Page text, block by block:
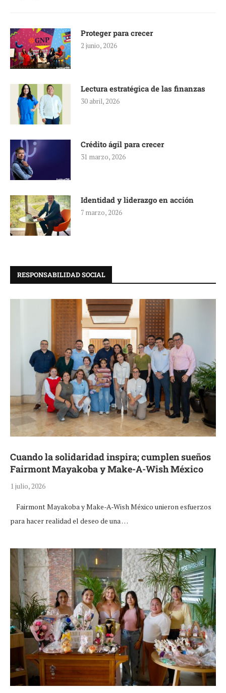
Proteger para crecer
2 junio, 2026
Lectura estratégica de las finanzas
30 abril, 2026
Crédito ágil para crecer
31 marzo, 2026
Identidad y liderazgo en acción
7 marzo, 2026
RESPONSABILIDAD SOCIAL
Cuando la solidaridad inspira; cumplen sueños
Fairmont Mayakoba y Make-A-Wish México
1 julio, 2026
Fairmont Mayakoba y Make-A-Wish México unieron esfuerzos
para hacer realidad el deseo de una …